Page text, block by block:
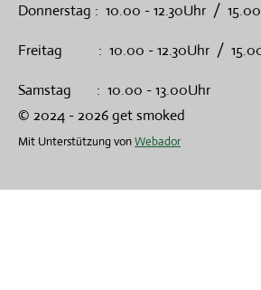
Donnerstag : 10.00 - 12.30Uhr / 15.00
Freitag : 10.00 - 12.30Uhr / 15.00
Samstag : 10.00 - 13.00Uhr
© 2024 - 2026 get smoked
Mit Unterstützung vonWebador